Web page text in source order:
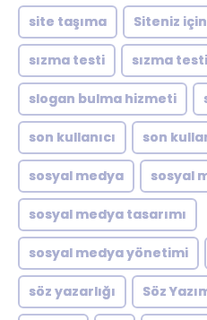
site taşıma Siteniz
sızma testi sızma
slogan bulma hizmeti
son kullanıcı son
sosyal medya sosyal
sosyal medya tasarımı
sosyal medya yönetimi
söz yazarlığı Söz